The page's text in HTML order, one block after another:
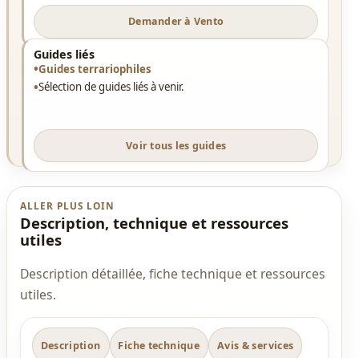
Demander à Vento
Guides liés
Guides terrariophiles
Sélection de guides liés à venir.
Voir tous les guides
ALLER PLUS LOIN
Description, technique et ressources
utiles
Description détaillée, fiche technique et ressources
utiles.
Description Fiche technique Avis & services